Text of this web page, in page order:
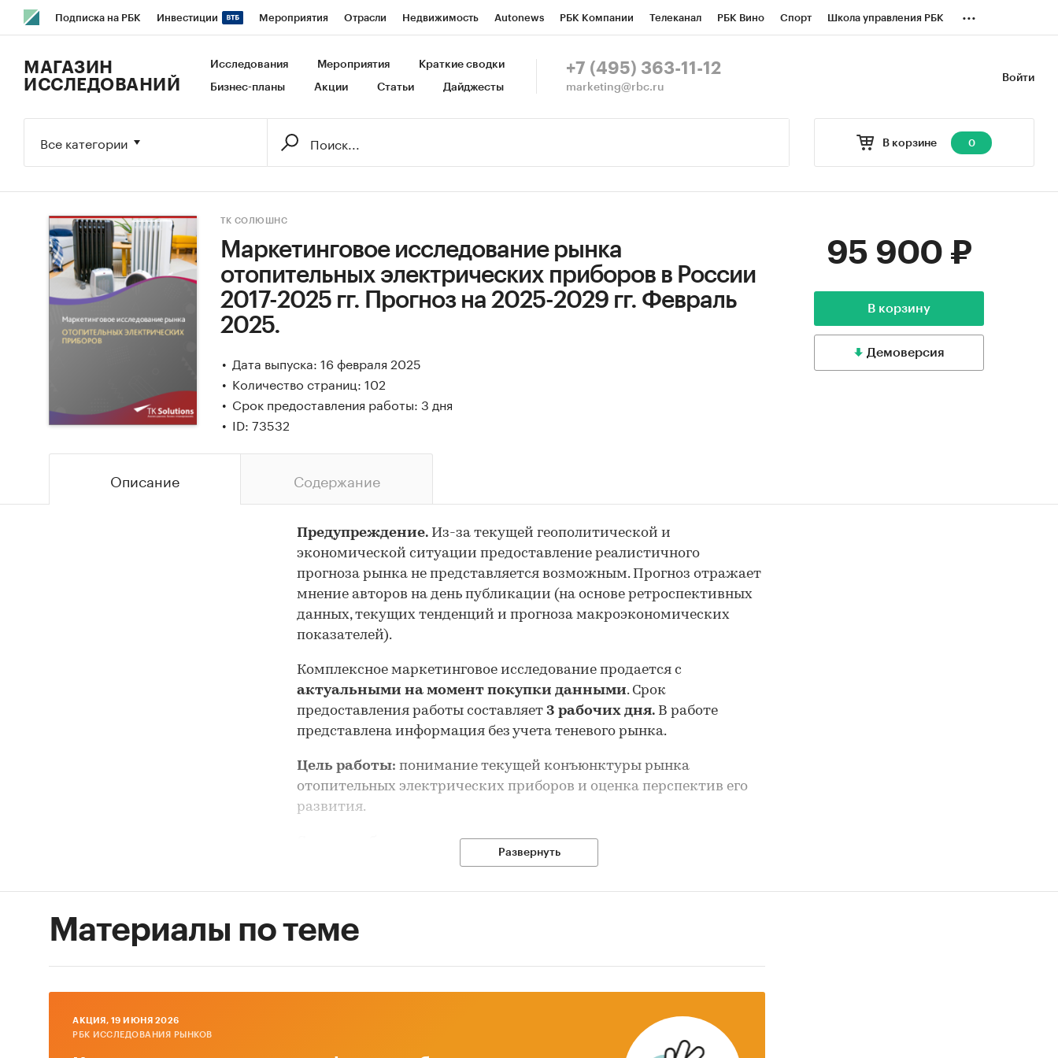
Подписка на РБК Инвестиции Мероприятия Отрасли Недвижимость Autonews РБК Компании Телеканал РБК Вино Спорт Школа управления РБК
Исследования Кредитные рейтинги Франшизы Газета Спецпроекты СПб Конференции СПб Спецпроекты
...
Войти
МАГАЗИН
ИССЛЕДОВАНИЙ
Исследования Мероприятия Краткие сводки
Бизнес-планы Акции Статьи Дайджесты
+7 (495) 363-11-12
marketing@rbc.ru
В корзине 0
Все категории
ТК СОЛЮШНС
Маркетинговое исследование рынка
отопительных электрических приборов в России
2017-2025 гг. Прогноз на 2025-2029 гг. Февраль
2025.
Дата выпуска: 16 февраля 2025
Количество страниц: 102
Срок предоставления работы: 3 дня
ID: 73532
95 900 ₽
В корзину
Демоверсия
Описание Содержание
Предупреждение. Из-за текущей геополитической и
экономической ситуации предоставление реалистичного
прогноза рынка не представляется возможным. Прогноз отражает
мнение авторов на день публикации (на основе ретроспективных
данных, текущих тенденций и прогноза макроэкономических
показателей).
Комплексное маркетинговое исследование продается с
актуальными на момент покупки данными. Срок
предоставления работы составляет 3 рабочих дня. В работе
представлена информация без учета теневого рынка.
Цель работы: понимание текущей конъюнктуры рынка
отопительных электрических приборов и оценка перспектив его
развития.
приборов
Расчитан объем рынка отопительных электрических приборов в
Описаны динамика и основные тенденции рынка.
Производство отопительных электрических приборов в
Развернуть
Материалы по теме
AКЦИЯ, 19 ИЮНЯ 2026
РБК ИССЛЕДОВАНИЯ РЫНКОВ